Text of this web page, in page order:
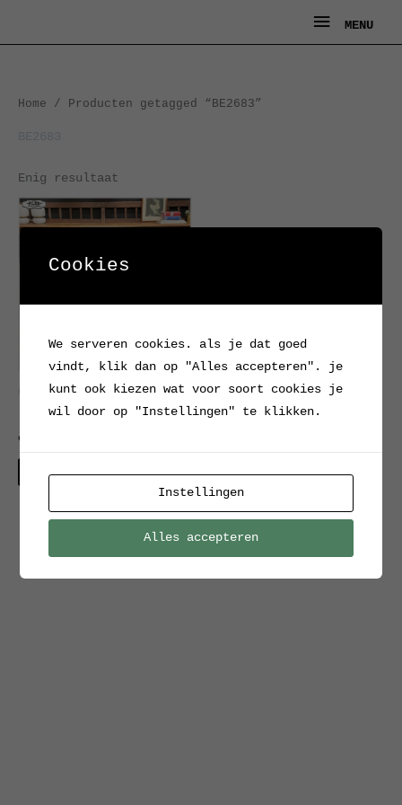
MENU
MENU
Home / Producten getagged “BE2683”
Enig resultaat
Oude, decoratieve
reiskoffer
€
Interesse?
Cookies
We serveren cookies. als je dat goed
vindt, klik dan op "Alles accepteren". je
kunt ook kiezen wat voor soort cookies je
wil door op "Instellingen" te klikken.
Instellingen
Alles accepteren